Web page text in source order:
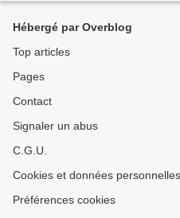
Hébergé par Overblog
Top articles
Pages
Contact
Signaler un abus
C.G.U.
Cookies et données personnelles
Préférences cookies